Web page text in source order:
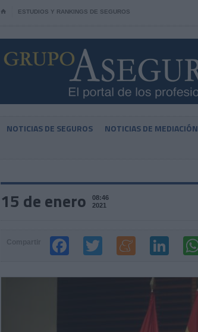
⌂ ESTUDIOS Y RANKINGS DE SEGUROS
NOTICIAS DE SEGUROS NOTICIAS DE MEDIACIÓN
15 de enero
08:46
2021